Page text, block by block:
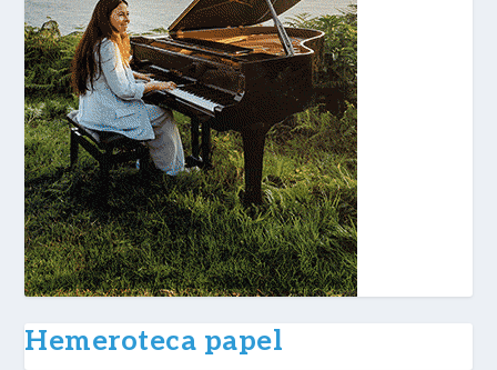
Hemeroteca papel